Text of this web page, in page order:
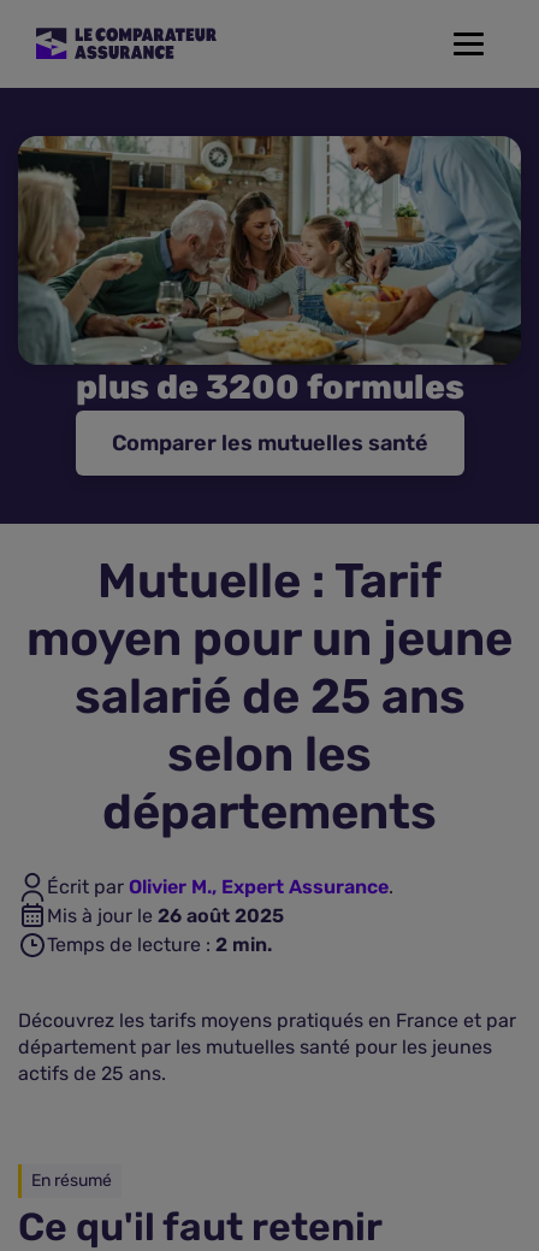
Toggle
Mutuelle Santé
Assurance Moto
Assurance Habitation
Assurance de prêt
Assurance Animaux
Assurance vie
Plus d'assurances
plus de 3200 formules
Comparer les mutuelles santé
Mutuelle : Tarif
moyen pour un jeune
salarié de 25 ans
selon les
départements
Écrit par Olivier M., Expert Assurance.
Mis à jour le 26 août 2025
Temps de lecture : 2 min.
Découvrez les tarifs moyens pratiqués en France et par
département par les mutuelles santé pour les jeunes
actifs de 25 ans.
En résumé
Ce qu'il faut retenir